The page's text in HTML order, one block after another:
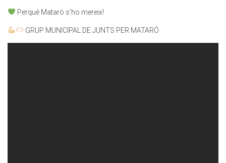
Perquè Mataró s’ho mereix!
GRUP MUNICIPAL DE JUNTS PER MATARÓ